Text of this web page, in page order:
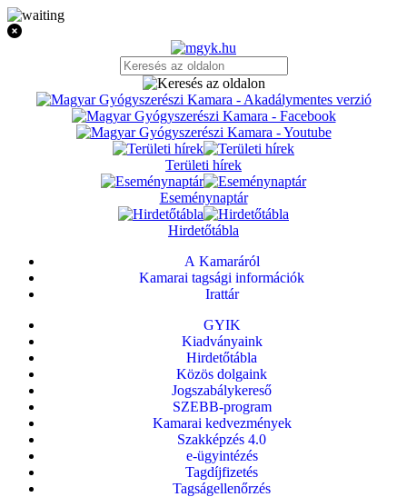
Területi hírek
Eseménynaptár
Hirdetőtábla
A Kamaráról
Kamarai tagsági információk
Irattár
GYIK
Kiadványaink
Hirdetőtábla
Közös dolgaink
Jogszabálykereső
SZEBB-program
Kamarai kedvezmények
Szakképzés 4.0
e-ügyintézés
Tagdíjfizetés
Tagságellenőrzés